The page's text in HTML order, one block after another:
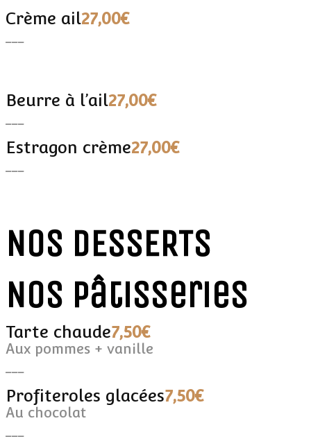
Crème ail27,00€
Beurre à l’ail27,00€
Estragon crème27,00€
Nos DESSERTS
Nos pâtisseries
Tarte chaude7,50€
Aux pommes + vanille
Profiteroles glacées7,50€
Au chocolat